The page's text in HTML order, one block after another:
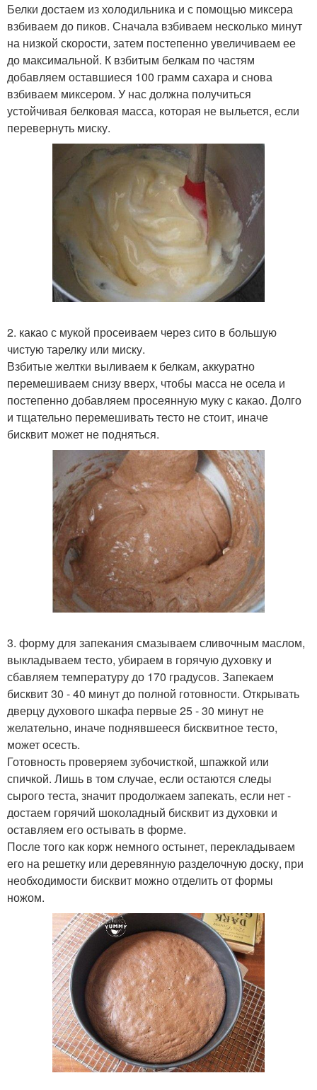
Белки достаем из холодильника и с помощью миксера
взбиваем до пиков. Сначала взбиваем несколько минут
на низкой скорости, затем постепенно увеличиваем ее
до максимальной. К взбитым белкам по частям
добавляем оставшиеся 100 грамм сахара и снова
взбиваем миксером. У нас должна получиться
устойчивая белковая масса, которая не выльется, если
перевернуть миску.
2. какао с мукой просеиваем через сито в большую
чистую тарелку или миску.
Взбитые желтки выливаем к белкам, аккуратно
перемешиваем снизу вверх, чтобы масса не осела и
постепенно добавляем просеянную муку с какао. Долго
и тщательно перемешивать тесто не стоит, иначе
бисквит может не подняться.
3. форму для запекания смазываем сливочным маслом,
выкладываем тесто, убираем в горячую духовку и
сбавляем температуру до 170 градусов. Запекаем
бисквит 30 - 40 минут до полной готовности. Открывать
дверцу духового шкафа первые 25 - 30 минут не
желательно, иначе поднявшееся бисквитное тесто,
может осесть.
Готовность проверяем зубочисткой, шпажкой или
спичкой. Лишь в том случае, если остаются следы
сырого теста, значит продолжаем запекать, если нет -
достаем горячий шоколадный бисквит из духовки и
оставляем его остывать в форме.
После того как корж немного остынет, перекладываем
его на решетку или деревянную разделочную доску, при
необходимости бисквит можно отделить от формы
ножом.